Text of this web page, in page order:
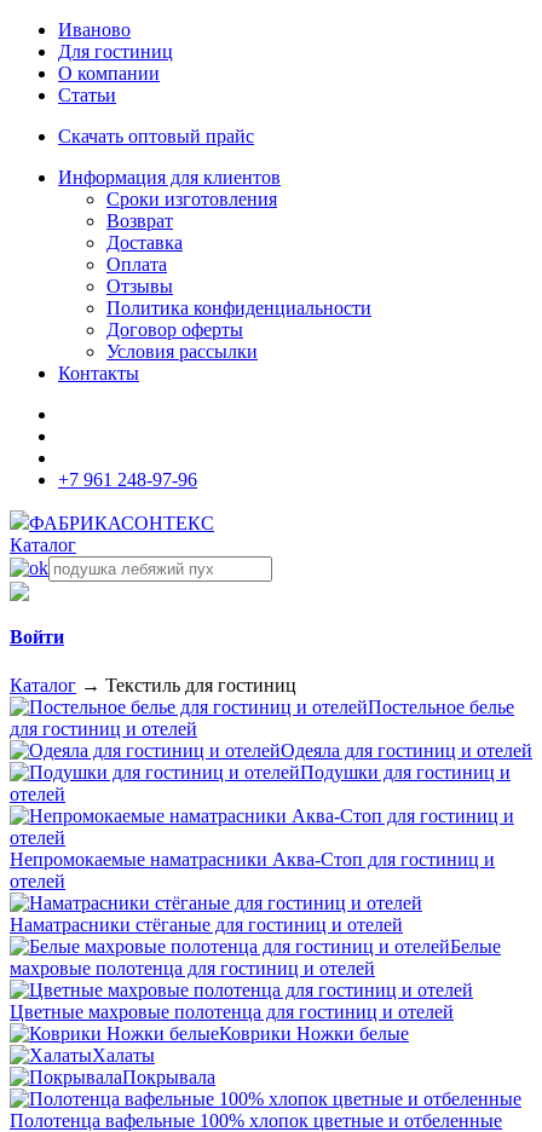
Иваново
Для гостиниц
О компании
Статьи
Скачать оптовый прайс
Информация для клиентов
Сроки изготовления
Возврат
Доставка
Оплата
Отзывы
Политика конфиденциальности
Договор оферты
Условия рассылки
Контакты
+7 961 248-97-96
ФАБРИКАСОНТЕКС
Каталог
Войти
Каталог → Текстиль для гостиниц
Постельное белье
для гостиниц и отелей
Одеяла для гостиниц и отелей
Подушки для гостиниц и
отелей
Непромокаемые наматрасники Аква-Стоп для гостиниц и
отелей
Наматрасники стёганые для гостиниц и отелей
Белые
махровые полотенца для гостиниц и отелей
Цветные махровые полотенца для гостиниц и отелей
Коврики Ножки белые
Халаты
Покрывала
Полотенца вафельные 100% хлопок цветные и отбеленные